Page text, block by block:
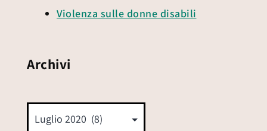
Violenza sulle donne disabili
Archivi